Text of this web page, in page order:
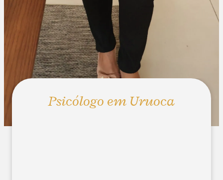
Psicólogo em Uruoca